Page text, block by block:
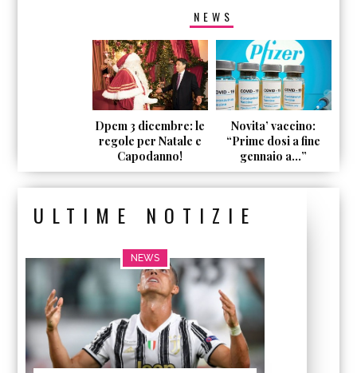
NEWS
Dpcm 3 dicembre: le
regole per Natale e
Capodanno!
Novita’ vaccino:
“Prime dosi a fine
gennaio a…”
ULTIME NOTIZIE
NEWS